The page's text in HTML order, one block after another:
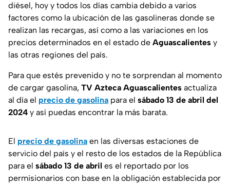
diésel, hoy y todos los días cambia debido a varios
factores como la ubicación de las gasolineras donde se
realizan las recargas, así como a las variaciones en los
precios determinados en el estado de Aguascalientes y
las otras regiones del país.
Para que estés prevenido y no te sorprendan al momento
de cargar gasolina, TV Azteca Aguascalientes actualiza
al día el precio de gasolina para el sábado 13 de abril del
2024 y así puedas encontrar la más barata.
El precio de gasolina en las diversas estaciones de
servicio del país y el resto de los estados de la República
para el sábado 13 de abril es el reportado por los
permisionarios con base en la obligación establecida por